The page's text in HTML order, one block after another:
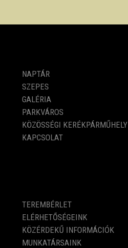
NAPTÁR
SZEPES
GALÉRIA
PARKVÁROS
KÖZÖSSÉGI KERÉKPÁRMŰHELY
KAPCSOLAT
TEREMBÉRLET
ELÉRHETŐSÉGEINK
KÖZÉRDEKŰ INFORMÁCIÓK
MUNKATÁRSAINK